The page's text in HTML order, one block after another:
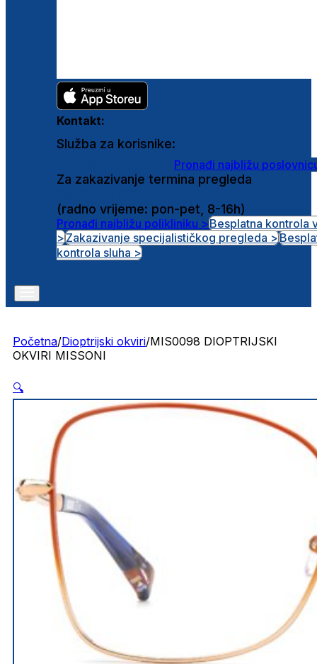
Kontakt:
Služba za korisnike:
Pronađi najbližu
Za zakazivanje termina pregleda
(radno vrijeme: pon-pet, 8-16h)
Pronađi najbližu polikliniku >Besplatna kontrola
>Zakazivanje specijalističkog pregleda >
kontrola sluha >
Početna/Dioptrijski okviri/MIS0098 DIOPTRIJSKI
OKVIRI MISSONI
🔍